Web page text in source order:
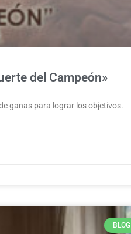
del Campeón»
ganas para lograr los objetivos.
BLOG